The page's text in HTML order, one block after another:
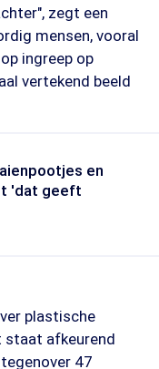
zegt een
mensen, vooral
ingreep op
vertekend beeld
en
'dat geeft
plastische
staat afkeurend
47